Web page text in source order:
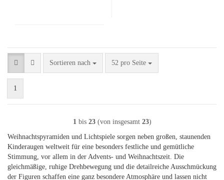
Sortieren nach
Sortieren nach 52 pro Seite
pro Seite
1
1 bis 23(von insgesamt 23)
Weihnachtspyramiden und Lichtspiele sorgen neben großen, staunenden
Kinderaugen weltweit für eine besonders festliche und gemütliche
Stimmung, vor allem in der Advents- und Weihnachtszeit. Die
gleichmäßige, ruhige Drehbewegung und die detailreiche Ausschmückung
der Figuren schaffen eine ganz besondere Atmosphäre und lassen nicht